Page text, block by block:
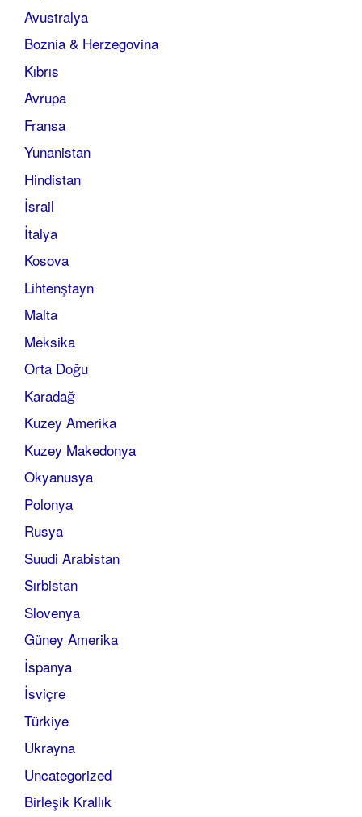
Avustralya
Boznia & Herzegovina
Kıbrıs
Avrupa
Fransa
Yunanistan
Hindistan
İsrail
İtalya
Kosova
Lihtenştayn
Malta
Meksika
Orta Doğu
Karadağ
Kuzey Amerika
Kuzey Makedonya
Okyanusya
Polonya
Rusya
Suudi Arabistan
Sırbistan
Slovenya
Güney Amerika
İspanya
İsviçre
Türkiye
Ukrayna
Uncategorized
Birleşik Krallık